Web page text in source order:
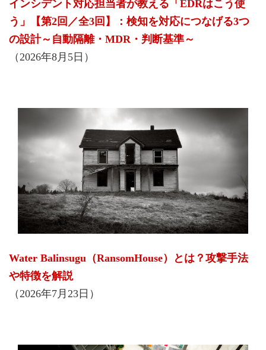
インシデント対応担当者が教える「EDRはこう使
う」【第2回／全3回】：検知を対応につなげる3つ
の設計～自動隔離・MDR・判断基準～
（2026年8月5日）
Water Balinsugu（RansomHouse）とは？攻撃手法
や特徴を解説
（2026年7月23日）